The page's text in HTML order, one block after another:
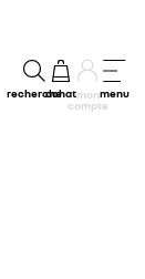
rechercheachatmon
compte
menu